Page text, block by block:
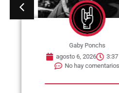
Gaby Ponchs
agosto 6, 2026
3:37
No hay comentarios